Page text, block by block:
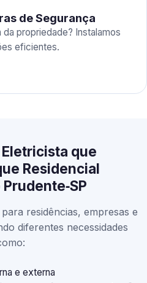
de Segurança
propriedade? Instalamos
eficientes.
que
Residencial
residências, empresas e
diferentes necessidades
e externa